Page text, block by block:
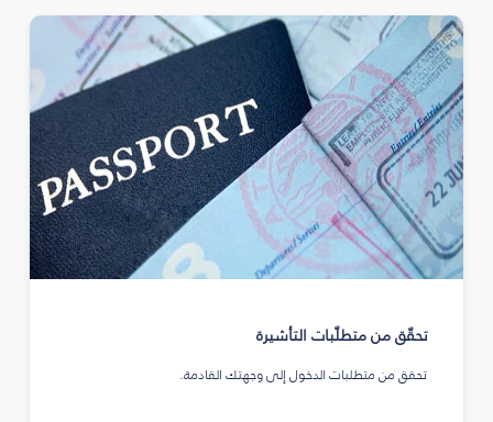
تحقّق من متطلّبات التأشيرة
تحقق من متطلبات الدخول إلى وجهتك القادمة.